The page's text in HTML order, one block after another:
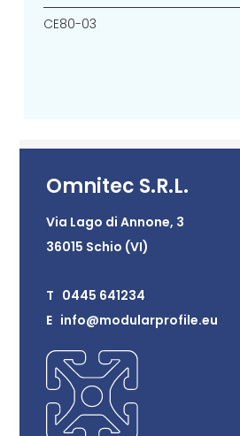
CE80-03
Omnitec S.R.L.
Via Lago di Annone, 3
36015 Schio (VI)
T 0445 641234
E info@modularprofile.eu